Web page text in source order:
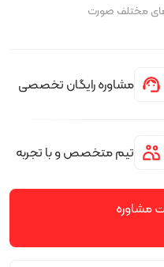
مختلف صورت
مشاوره رایگان تخصصی
تیم متخصص و با تجربه
مشاوره